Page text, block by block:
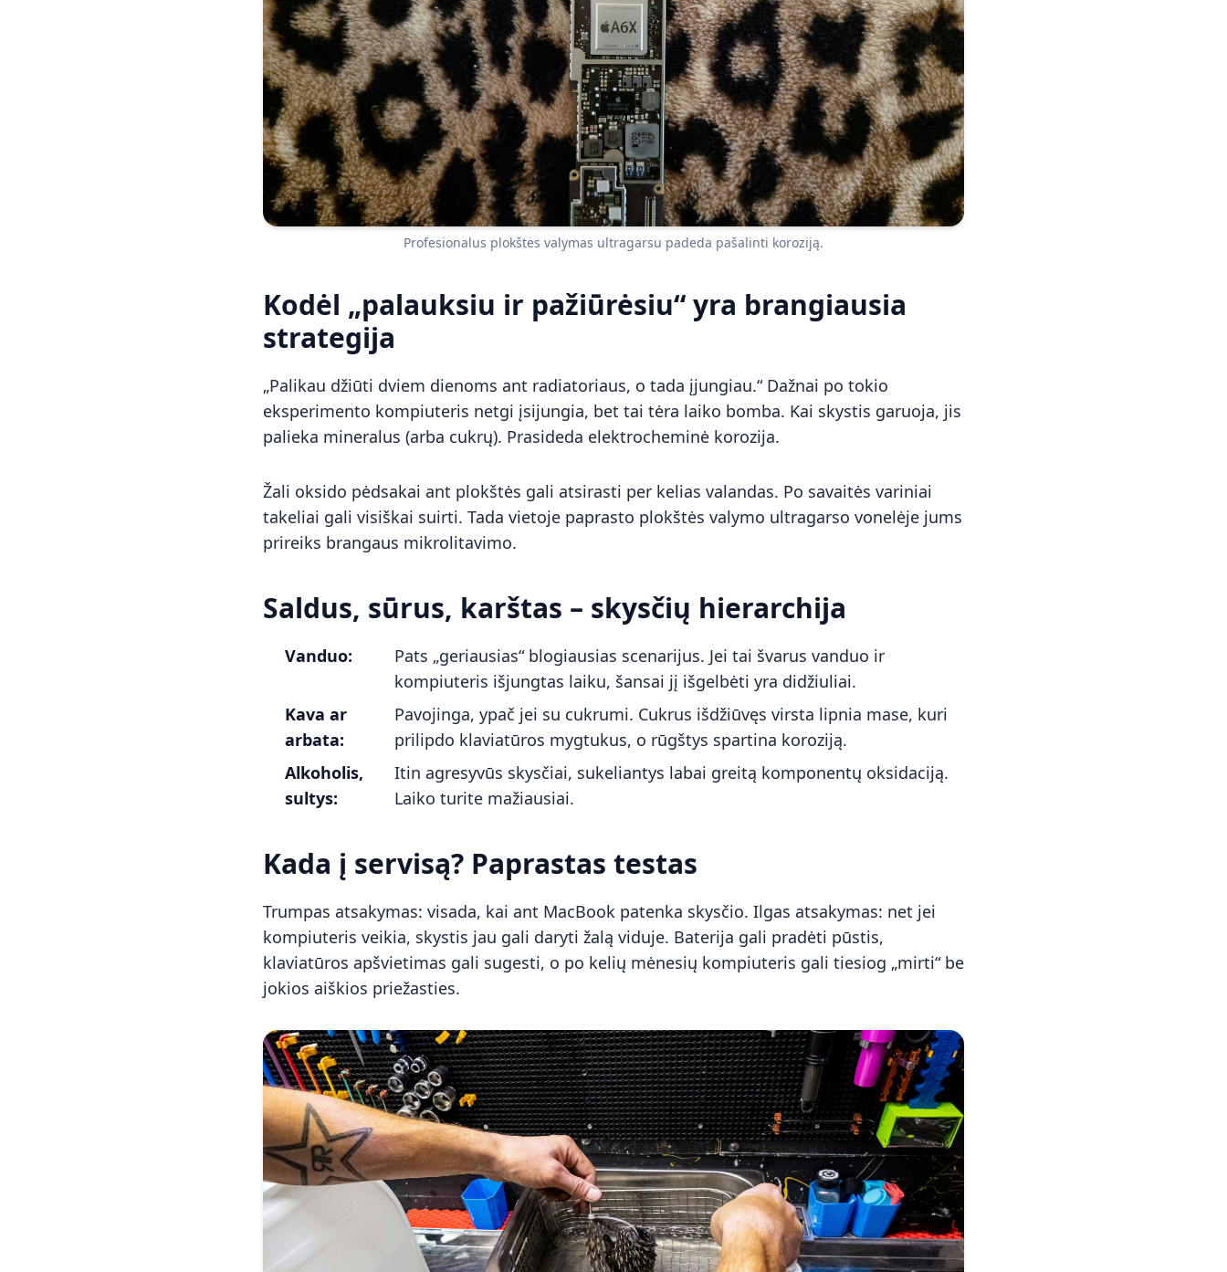
Profesionalus plokštės valymas ultragarsu padeda pašalinti koroziją.
Kodėl „palauksiu ir pažiūrėsiu“ yra brangiausia
strategija
„Palikau džiūti dviem dienoms ant radiatoriaus, o tada įjungiau.“ Dažnai po tokio
eksperimento kompiuteris netgi įsijungia, bet tai tėra laiko bomba. Kai skystis garuoja, jis
palieka mineralus (arba cukrų). Prasideda elektrocheminė korozija.
Žali oksido pėdsakai ant plokštės gali atsirasti per kelias valandas. Po savaitės variniai
takeliai gali visiškai suirti. Tada vietoje paprasto plokštės valymo ultragarso vonelėje jums
prireiks brangaus mikrolitavimo.
Saldus, sūrus, karštas – skysčių hierarchija
Vanduo:
Pats „geriausias“ blogiausias scenarijus. Jei tai švarus vanduo ir
kompiuteris išjungtas laiku, šansai jį išgelbėti yra didžiuliai.
Kava ar
arbata:
Pavojinga, ypač jei su cukrumi. Cukrus išdžiūvęs virsta lipnia mase, kuri
prilipdo klaviatūros mygtukus, o rūgštys spartina koroziją.
Alkoholis,
sultys:
Itin agresyvūs skysčiai, sukeliantys labai greitą komponentų oksidaciją.
Laiko turite mažiausiai.
Kada į servisą? Paprastas testas
Trumpas atsakymas: visada, kai ant MacBook patenka skysčio. Ilgas atsakymas: net jei
kompiuteris veikia, skystis jau gali daryti žalą viduje. Baterija gali pradėti pūstis,
klaviatūros apšvietimas gali sugesti, o po kelių mėnesių kompiuteris gali tiesiog „mirti“ be
jokios aiškios priežasties.